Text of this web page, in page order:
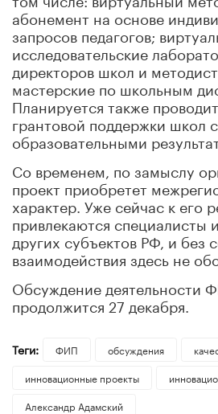
абонемент на основе
запросов педагогов;
исследовательские
директоров школ и
мастерские по школьным
Планируется также
грантовой поддержки школ
образовательными
Со временем, по замыслу
проект приобретет
характер. Уже сейчас к его
привлекаются специалисты
других субъектов РФ, и без
взаимодействия здесь не
Обсуждение деятельности
продолжится 27 декабря.
Теги: ФИП обсуждения
инновационные проекты
Александр Адамский